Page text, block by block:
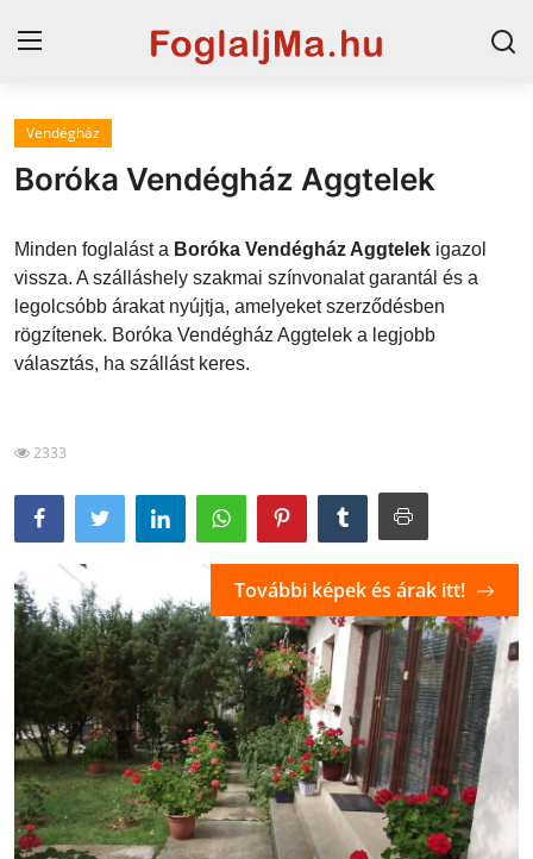
Magyarország
Szállások a Balatonon
Horvátország
Blog
Vendégház
Boróka Vendégház Aggtelek
Minden foglalást a Boróka Vendégház Aggtelek igazol
vissza. A szálláshely szakmai színvonalat garantál és a
legolcsóbb árakat nyújtja, amelyeket szerződésben
rögzítenek. Boróka Vendégház Aggtelek a legjobb
választás, ha szállást keres.
2333
További képek és árak itt!